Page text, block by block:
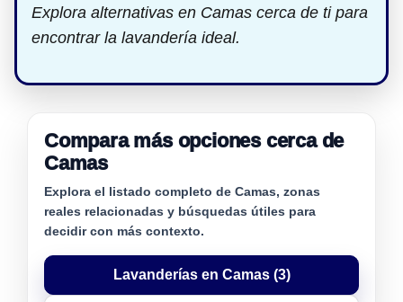
Explora alternativas en Camas cerca de ti para
encontrar la lavandería ideal.
Compara más opciones cerca de
Camas
Explora el listado completo de Camas, zonas
reales relacionadas y búsquedas útiles para
decidir con más contexto.
Lavanderías en Camas (3)